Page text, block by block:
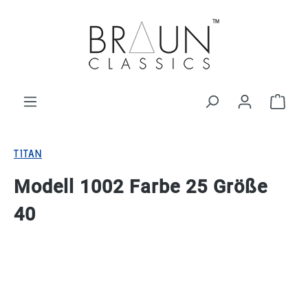
TITAN
Modell 1002 Farbe 25 Größe
40